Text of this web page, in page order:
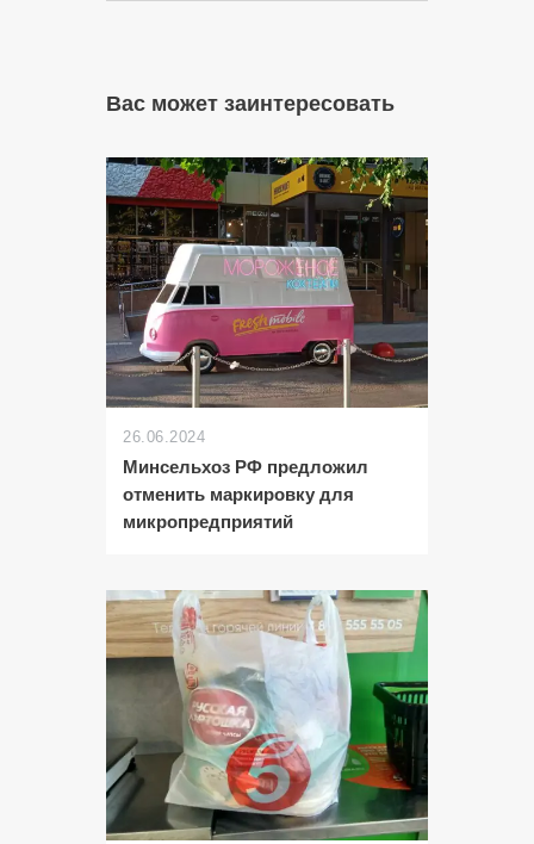
Вас может заинтересовать
26.06.2024
Минсельхоз РФ предложил
отменить маркировку для
микропредприятий